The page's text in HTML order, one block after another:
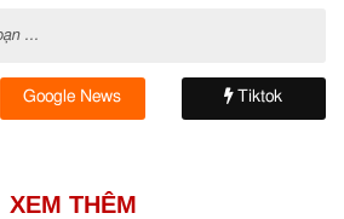
...
Google News Tiktok
XEM THÊM